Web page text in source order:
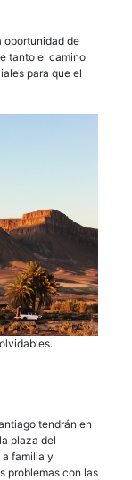
oportunidad de
tanto el camino
para que el
tendrán en
plaza del
familia y
problemas con las